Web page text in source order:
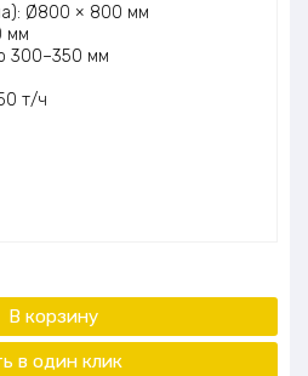
Ø800 × 800 мм
мм
300–350 мм
т/ч
В корзину
в один клик